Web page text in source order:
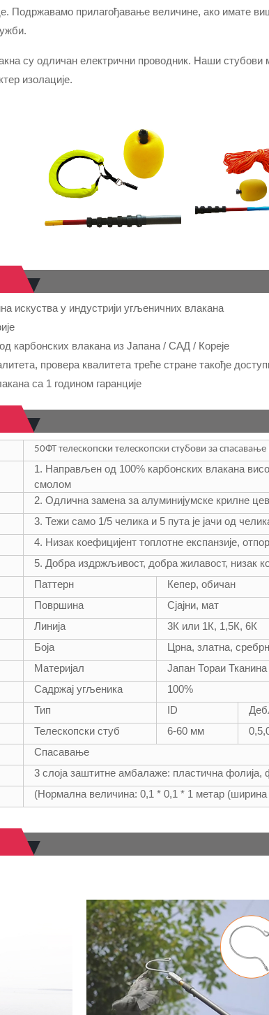
Подржавамо прилагођавање величине, ако имате
су одличан електрични проводник. Наши
изолације.
искуства у индустрији угљеничних влакана
карбонских влакана из Јапана / САД / Кореје
провера квалитета треће стране такође
са 1 годином гаранције
50ФТ телескопски телескопски стубови за
1. Направљен од 100% карбонских влакана
смолом
2. Одлична замена за алуминијумске крилне
3. Тежи само 1/5 челика и 5 пута је јачи од
4. Низак коефицијент топлотне експанзије,
5. Добра издржљивост, добра жилавост, низак
Паттерн
Кепер, обичан
Површина
Сјајни, мат
Линија
3К или 1К, 1,5К, 6К
Боја
Црна, златна,
Материјал
Јапан Тораи
Садржај угљеника
100%
Тип ID
Телескопски стуб
6-60 мм
Спасавање
3 слоја заштитне амбалаже: пластична фолија,
(Нормална величина: 0,1 * 0,1 * 1 метар